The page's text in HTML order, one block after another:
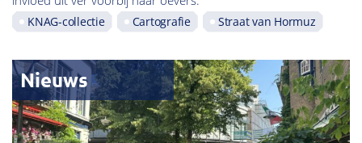
KNAG-collectie Cartografie Straat van Hormuz
Nieuws